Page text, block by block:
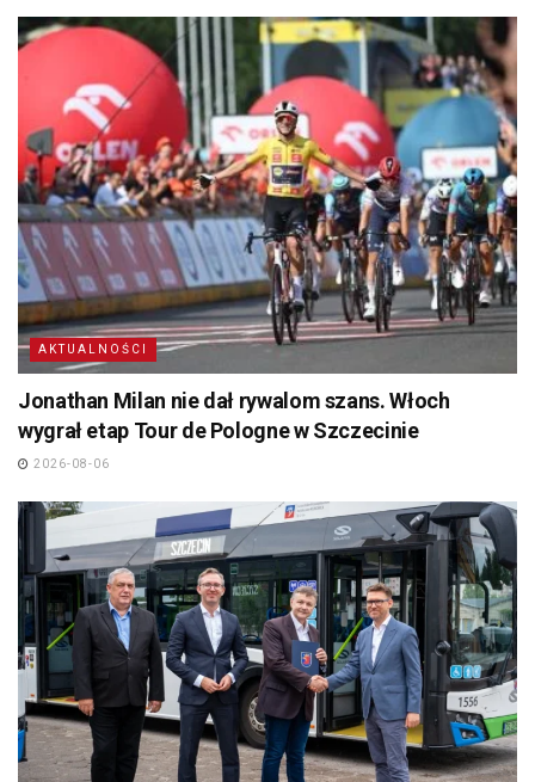
AKTUALNOŚCI
Jonathan Milan nie dał rywalom szans. Włoch
wygrał etap Tour de Pologne w Szczecinie
2026-08-06